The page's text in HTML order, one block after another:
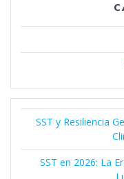
SST y Resiliencia
SST en 2026: La